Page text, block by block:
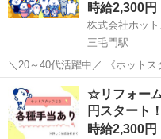
時給2,300円
株式会社ホッ
三毛門駅
＼20～40代活躍中／ 《ホットスタッフ大分 求人のご案内》 ＼ ご紹介
するお仕事のPOINT / ◆平日休
もOK ◆オフィスカジュアルな
を大切にでき...
大分 宇佐市 三毛門駅
☆リフォー
円スタート
時給2,300円